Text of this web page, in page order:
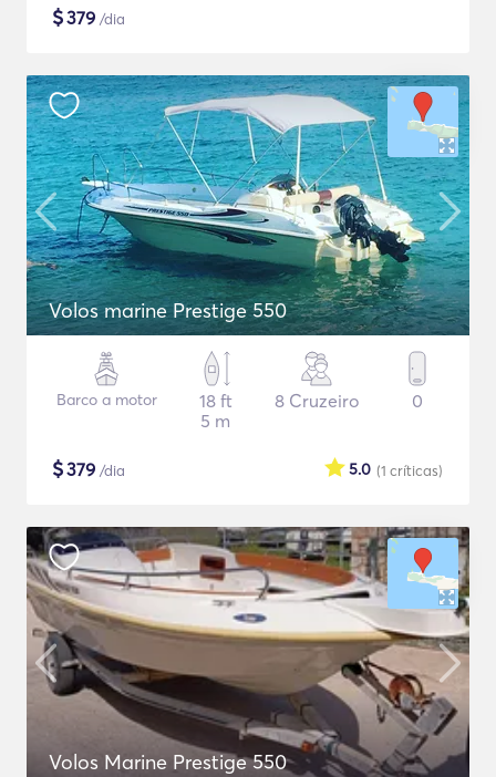
$379 /dia
Volos marine Prestige 550
Barco a motor
18 ft
5 m
8 Cruzeiro 0
$379 /dia (1 críticas)
5.0
Volos Marine Prestige 550